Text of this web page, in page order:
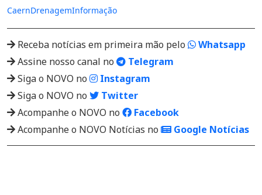
CaernDrenagemInformação
Receba notícias em primeira mão pelo
Whatsapp
Assine nosso canal no
Telegram
Siga o NOVO no
Instagram
Siga o NOVO no
Twitter
Acompanhe o NOVO no
Facebook
Acompanhe o NOVO Notícias no
Google Notícias